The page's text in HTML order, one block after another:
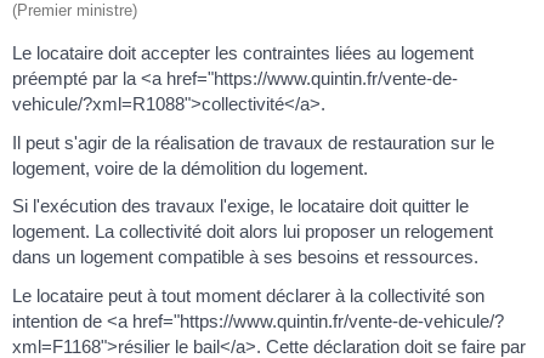
(Premier ministre)
Le locataire doit accepter les contraintes liées au logement
préempté par la <a href="https://www.quintin.fr/vente-de-
vehicule/?xml=R1088">collectivité</a>.
Il peut s'agir de la réalisation de travaux de restauration sur le
logement, voire de la démolition du logement.
Si l'exécution des travaux l'exige, le locataire doit quitter le
logement. La collectivité doit alors lui proposer un relogement
dans un logement compatible à ses besoins et ressources.
Le locataire peut à tout moment déclarer à la collectivité son
intention de <a href="https://www.quintin.fr/vente-de-vehicule/?
xml=F1168">résilier le bail</a>. Cette déclaration doit se faire par